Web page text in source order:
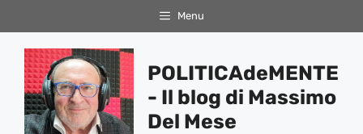
al
contenuto
Menu
POLITICAdeMENTE
- Il blog di Massimo
Del Mese